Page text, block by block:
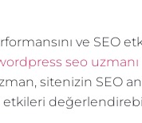
ve SEO
seo uzmanı
sitenizin SEO